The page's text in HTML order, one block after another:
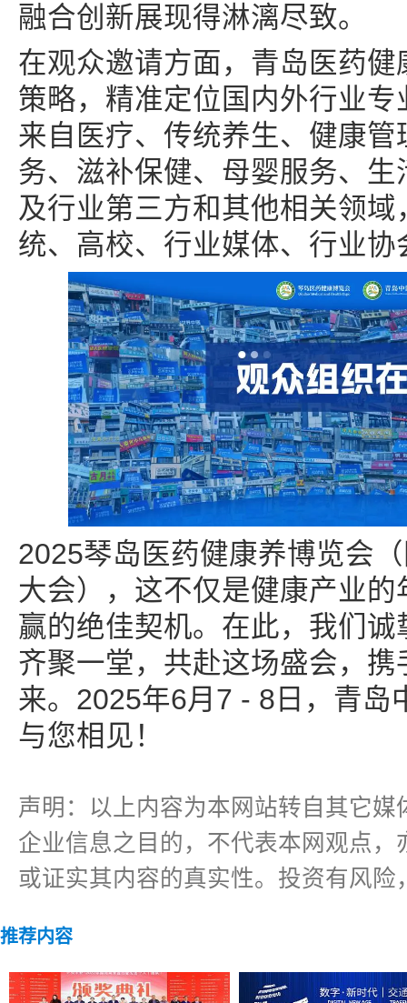
融合创新展现得淋漓尽致。
在观众邀请方面，青岛医药
策略，精准定位国内外行业
来自医疗、传统养生、健康
务、滋补保健、母婴服务、
及行业第三方和其他相关领
统、高校、行业媒体、行业协
2025琴岛医药健康养博览会
大会），这不仅是健康产业
赢的绝佳契机。在此，我们
齐聚一堂，共赴这场盛会，
来。2025年6月7 - 8日，青岛
与您相见！
声明：以上内容为本网站转自其它
企业信息之目的，不代表本网观点
或证实其内容的真实性。投资有风险
推荐内容